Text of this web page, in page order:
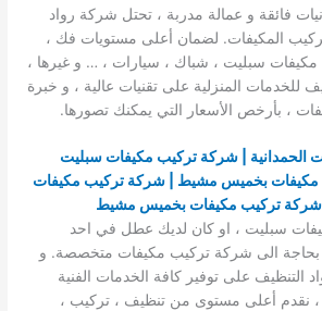
فائقة و عمالة مدربة ، تحتل شركة رواد
المكيفات. لضمان أعلى مستويات فك ،
سبليت ، شباك ، سيارات ، … و غيرها ،
للخدمات المنزلية على تقنيات عالية ، و خبرة
، بأرخص الأسعار التي يمكنك تصورها.
الحمدانية | شركة تركيب مكيفات سبليت
بخميس مشيط | شركة تركيب مكيفات
تركيب مكيفات بخميس مشيط
سبليت ، او كان لديك عطل في احد
بحاجة الى شركة تركيب مكيفات متخصصة. و
على توفير كافة الخدمات الفنية
، نقدم أعلى مستوى من تنظيف ، تركيب ،